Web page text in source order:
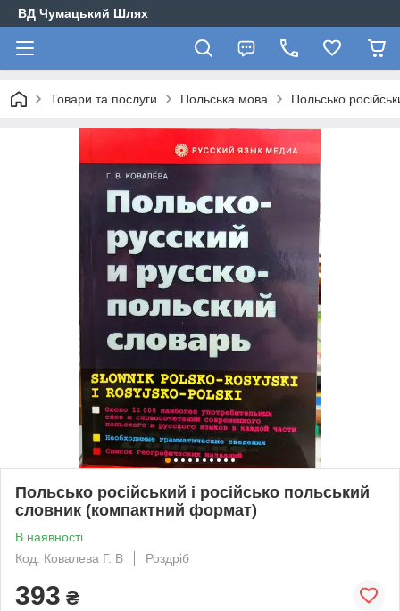
ВД Чумацький Шлях
Товари та послуги Польська мова Польсько
Польсько російський і російсько польський
словник (компактний формат)
В наявності
Код: Ковалева Г. В
Роздріб
393 ₴